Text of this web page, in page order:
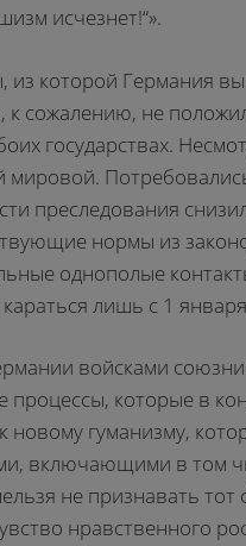
исчезнет!“».
которой Германия
сожалению, не
государствах.
мировой.
преследования
нормы из
однополые
лишь с 1
войсками
которые в
новому гуманизму,
включающими в том
не признавать тот
нравственного